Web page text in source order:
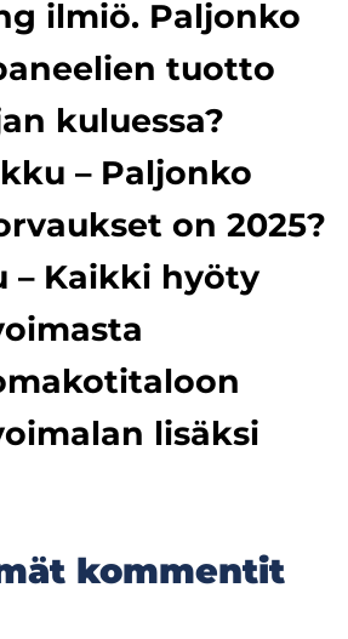
ilmiö. Paljonko
tuotto
kuluessa?
– Paljonko
on 2025?
– Kaikki hyöty
lisäksi
kommentit